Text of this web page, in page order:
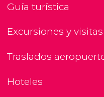
Guía turística
Excursiones y
Traslados
Hoteles